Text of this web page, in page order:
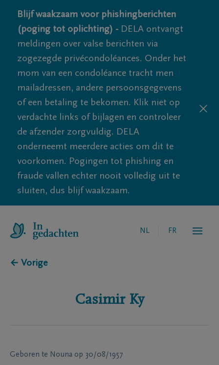
Blijf waakzaam voor phishingberichten
(poging tot oplichting) - DELA ontvangt
meldingen over valse berichten via
zogezegde privécondoléances. Onder het
mom van een condoléance tracht men
mailadressen, andere persoonsgegevens
of een betaling te bekomen. Klik niet op
verdachte links of bijlagen en controleer
de afzender zorgvuldig. DELA
onderneemt meerdere acties om dit te
voorkomen. Pogingen tot phishing en
fraude vallen echter nooit volledig uit te
sluiten, dus blijf waakzaam.
NL FR
← Vorige
Casimir Ky
Geboren te Nouna op 30/08/1957